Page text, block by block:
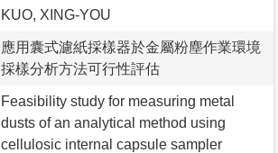
KUO, XING-YOU
應用囊式濾紙採樣器於金屬粉塵作業環境
採樣分析方法可行性評估
Feasibility study for measuring metal
dusts of an analytical method using
cellulosic internal capsule sampler